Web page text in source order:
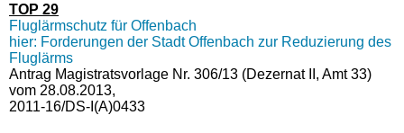
TOP 29
Fluglärmschutz für Offenbach
hier: Forderungen der Stadt Offenbach zur Reduzierung des
Fluglärms
Antrag Magistratsvorlage Nr. 306/13 (Dezernat II, Amt 33)
vom 28.08.2013,
2011-16/DS-I(A)0433